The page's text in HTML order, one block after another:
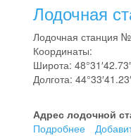
Лодочная
Лодочная станция
Координаты:
Широта:
Долгота:
Адрес лодочной
Подробнее